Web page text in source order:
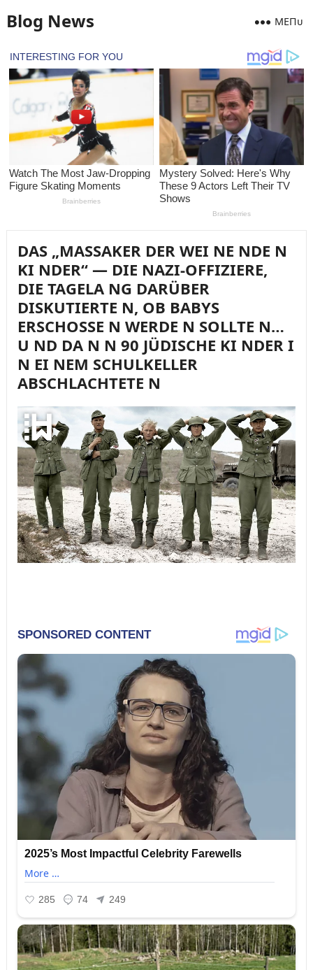
Blog News MEПᴜ
DAS „MASSAKER DER WEI NE NDE N
KI NDER“ — DIE NAZI-OFFIZIERE,
DIE TAGELA NG DARÜBER
DISKUTIERTE N, OB BABYS
ERSCHOSSE N WERDE N SOLLTE N…
U ND DA N N 90 JÜDISCHE KI NDER I
N EI NEM SCHULKELLER
ABSCHLACHTETE N